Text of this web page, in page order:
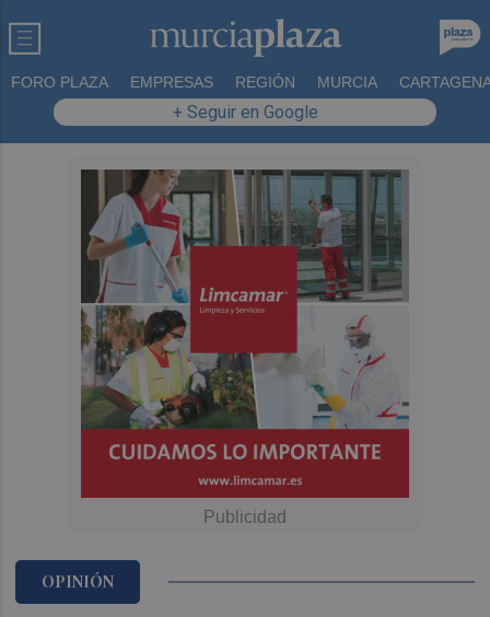
FORO PLAZA EMPRESAS REGIÓN MURCIA
+ Seguir en Google
OPINIÓN